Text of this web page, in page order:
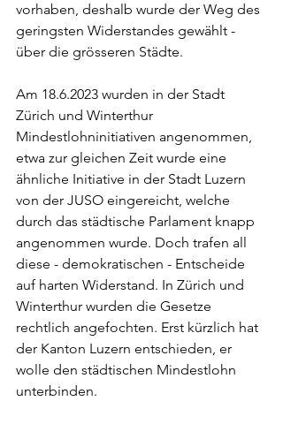
vorhaben, deshalb wurde der Weg des
geringsten Widerstandes gewählt -
über die grösseren Städte.
Am 18.6.2023 wurden in der Stadt
Zürich und Winterthur
Mindestlohninitiativen angenommen,
etwa zur gleichen Zeit wurde eine
ähnliche Initiative in der Stadt Luzern
von der JUSO eingereicht, welche
durch das städtische Parlament knapp
angenommen wurde. Doch trafen all
diese - demokratischen - Entscheide
auf harten Widerstand. In Zürich und
Winterthur wurden die Gesetze
rechtlich angefochten. Erst kürzlich hat
der Kanton Luzern entschieden, er
wolle den städtischen Mindestlohn
unterbinden.